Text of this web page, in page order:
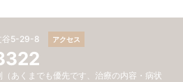
谷5-29-8 アクセス
あくまでも優先です、治療の内容・病状